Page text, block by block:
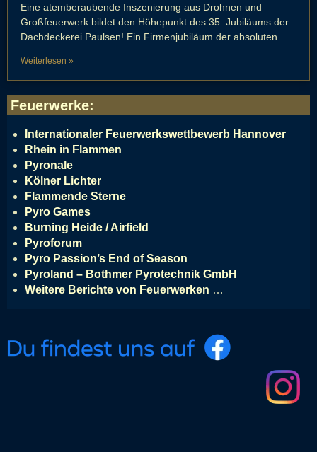
Eine atemberaubende Inszenierung aus Drohnen und
Großfeuerwerk bildet den Höhepunkt des 35. Jubiläums der
Dachdeckerei Paulsen! Ein Firmenjubiläum der absoluten
Weiterlesen »
Feuerwerke:
Internationaler Feuerwerkswettbewerb Hannover
Rhein in Flammen
Pyronale
Kölner Lichter
Flammende Sterne
Pyro Games
Burning Heide / Airfield
Pyroforum
Pyro Passion’s End of Season
Pyroland – Bothmer Pyrotechnik GmbH
Weitere Berichte von Feuerwerken …